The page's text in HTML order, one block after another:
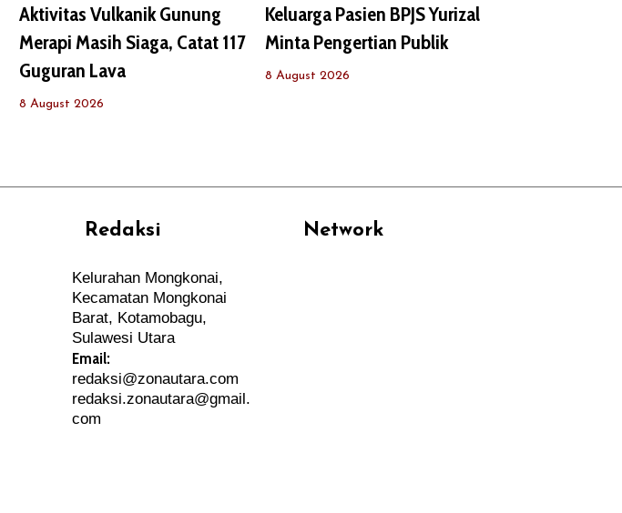
Aktivitas Vulkanik Gunung
Merapi Masih Siaga, Catat 117
Guguran Lava
8 August 2026
Keluarga Pasien BPJS Yurizal
Minta Pengertian Publik
8 August 2026
Redaksi
Kelurahan Mongkonai,
Kecamatan Mongkonai
Barat, Kotamobagu,
Sulawesi Utara
Email:
redaksi@zonautara.com
redaksi.zonautara@gmail.
com
Network